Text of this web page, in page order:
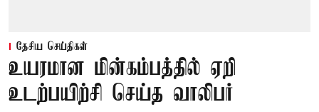
தேசிய செய்திகள்
உயரமான மின்கம்பத்தில் ஏறி
உடற்பயிற்சி செய்த வாலிபர்